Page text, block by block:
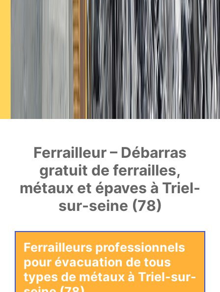
Ferrailleur – Débarras
gratuit de ferrailles,
métaux et épaves à Triel-
sur-seine (78)
Ferrailleurs professionnels
pour évacuation de tous
types de métaux à Triel-sur-